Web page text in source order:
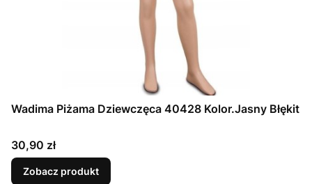
Wadima Piżama Dziewczęca 40428 Kolor.Jasny Błękit
Cena
30,90 zł
Zobacz produkt